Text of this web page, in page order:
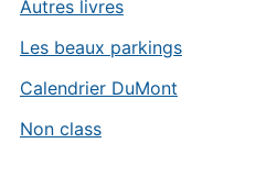
Autres livres
Les beaux parkings
Calendrier DuMont
Non class